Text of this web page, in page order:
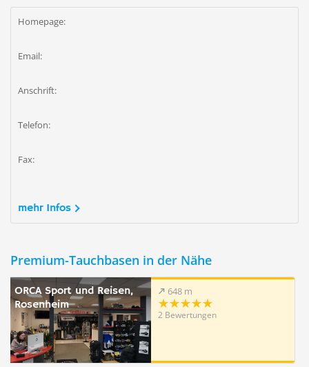
Homepage:
Email:
Anschrift:
Telefon:
Fax:
mehr Infos
Premium-Tauchbasen in der Nähe
ORCA Sport und Reisen,
Rosenheim
648 m
2 Bewertungen